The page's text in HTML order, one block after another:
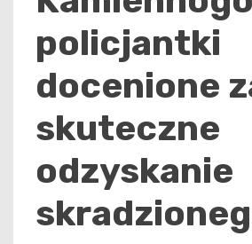
policjantki
docenione
skuteczne
odzyskanie